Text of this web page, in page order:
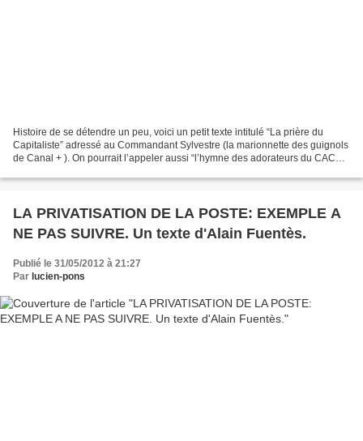
Histoire de se détendre un peu, voici un petit texte intitulé “La prière du
Capitaliste” adressé au Commandant Sylvestre (la marionnette des guignols
de Canal + ). On pourrait l’appeler aussi “l’hymne des adorateurs du CAC
LA PRIVATISATION DE LA POSTE: EXEMPLE A
NE PAS SUIVRE. Un texte d'Alain Fuentès.
Publié le 31/05/2012 à 21:27
Par lucien-pons